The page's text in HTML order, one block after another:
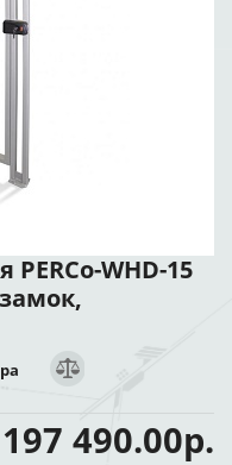
WHD-15
197 490.00р.